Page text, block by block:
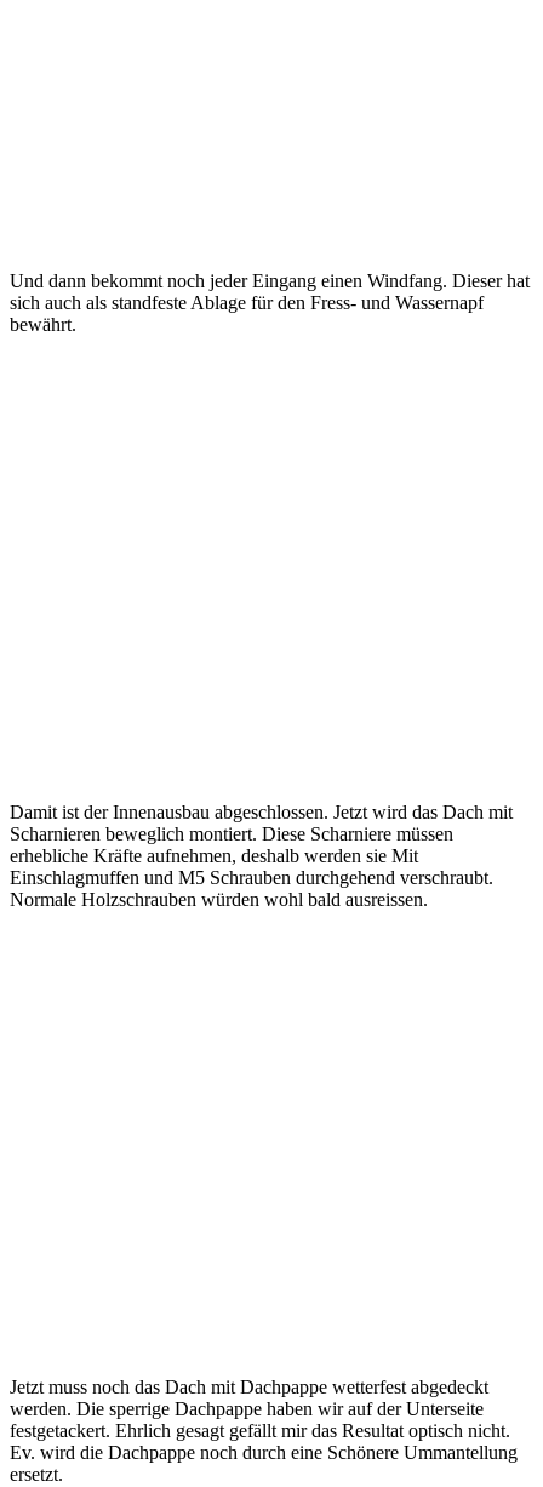
Und dann bekommt noch jeder Eingang einen Windfang. Dieser hat
sich auch als standfeste Ablage für den Fress- und Wassernapf
bewährt.
Damit ist der Innenausbau abgeschlossen. Jetzt wird das Dach mit
Scharnieren beweglich montiert. Diese Scharniere müssen
erhebliche Kräfte aufnehmen, deshalb werden sie Mit
Einschlagmuffen und M5 Schrauben durchgehend verschraubt.
Normale Holzschrauben würden wohl bald ausreissen.
Jetzt muss noch das Dach mit Dachpappe wetterfest abgedeckt
werden. Die sperrige Dachpappe haben wir auf der Unterseite
festgetackert. Ehrlich gesagt gefällt mir das Resultat optisch nicht.
Ev. wird die Dachpappe noch durch eine Schönere Ummantellung
ersetzt.